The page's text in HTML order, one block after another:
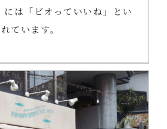
には「ビオっていいね」とい
ています。